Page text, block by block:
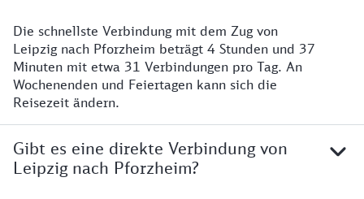
Die schnellste Verbindung mit dem Zug von
Leipzig nach Pforzheim beträgt 4 Stunden und 37
Minuten mit etwa 31 Verbindungen pro Tag. An
Wochenenden und Feiertagen kann sich die
Reisezeit ändern.
Gibt es eine direkte Verbindung von
Leipzig nach Pforzheim?